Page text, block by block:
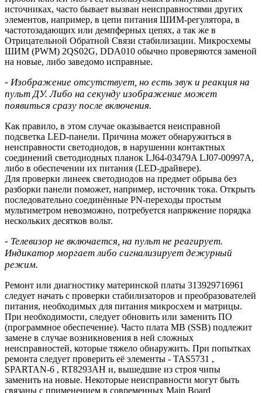
источниках, часто бывает вызван неисправностями других
элементов, например, в цепи питания ШИМ-регулятора, в
частотозадающих или демпферных цепях, а так же в
Отрицательной Обратной Связи стабилизации. Микросхемы
ШИМ (PWM) 2QS02G, DDA010 обычно проверяются заменой
на новые, либо заведомо исправные.
- Изображение отсутствует, но есть звук и реакция на
пульт ДУ. Либо на секунду изображение может
появиться сразу после включения.
Как правило, в этом случае оказывается неисправной
подсветка LED-панели. Причина может обнаружиться в
неисправности светодиодов, в нарушении контактных
соединений светодиодных планок LJ64-03479A LJ07-00997A,
либо в обеспечении их питания (LED-драйвере).
Для проверки линеек светодиодов на предмет обрыва без
разборки панели поможет, например, источник тока. Открыть
последовательно соединённые PN-переходы простым
мультиметром невозможно, потребуется напряжение порядка
нескольких десятков вольт.
- Телевизор не включается, на пульт не реагирует.
Индикатор моргает либо сигнализирует дежурный
режим.
Ремонт или диагностику материнской платы 313929716961
следует начать с проверки стабилизаторов и преобразователей
питания, необходимых для питания микросхем и матрицы.
При необходимости, следует обновить или заменить ПО
(программное обеспечение). Часто плата MB (SSB) подлежит
замене в случае возникновения в ней сложных
неисправностей, которые тяжело обнаружить. При попытках
ремонта следует проверить её элементы - TAS5731 ,
SPARTAN-6 , RT8293AH и, вышедшие из строя чипы
заменить на новые. Некоторые неисправности могут быть
связаны с применением в современных Main Board